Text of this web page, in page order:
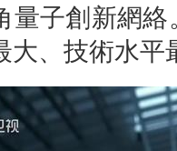
量子創新網
大、技術水